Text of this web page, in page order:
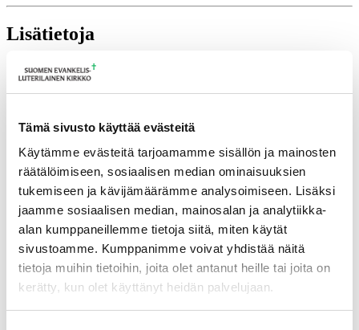
Tämä sivusto käyttää evästeitä
Käytämme evästeitä tarjoamamme sisällön ja mainosten
räätälöimiseen, sosiaalisen median ominaisuuksien
tukemiseen ja kävijämäärämme analysoimiseen. Lisäksi
jaamme sosiaalisen median, mainosalan ja analytiikka-
alan kumppaneillemme tietoja siitä, miten käytät
sivustoamme. Kumppanimme voivat yhdistää näitä
tietoja muihin tietoihin, joita olet antanut heille tai joita on
kerätty, kun olet käyttänyt heidän palvelujaan.
Lisätietoja
tuulia.matilainen@evl.fi
Tuomiokapitulin istunto 19.08.2026
Ikkunoita kristilliseen spiritualiteettiin: Matkakumppanuuden päivä
runojen, taiteen ja luonnon äärellä 25.08.2026
Toimistoväen verkostotapaaminen
08.09.2026
Takaisin tapahtumiin